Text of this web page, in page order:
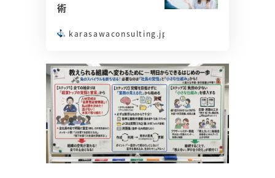
術
karasawaconsulting.jp